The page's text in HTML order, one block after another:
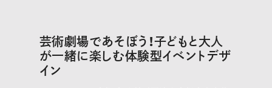
芸術劇場であそぼう！子どもと大人
が一緒に楽しむ体験型イベントデザ
イン